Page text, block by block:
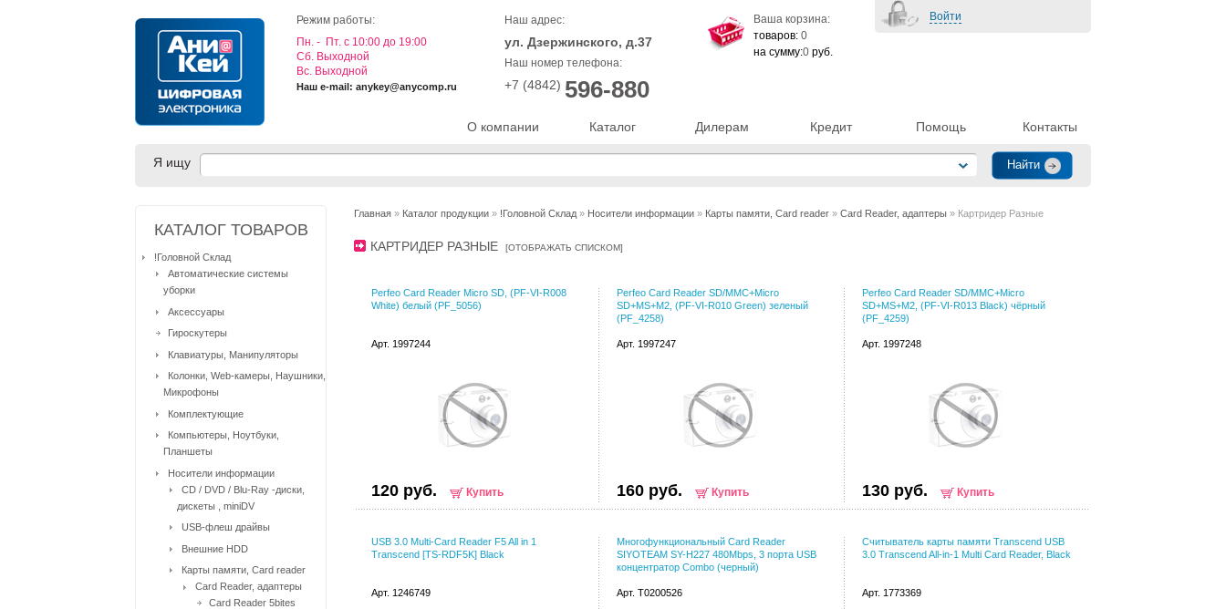
О компании Каталог Дилерам Кредит Помощь Контакты
Режим работы:
Пн. - Пт. с 10:00 до 19:00
Cб. Выходной
Вс. Выходной
Наш e-mail: anykey@anycomp.ru
Наш адрес:
ул. Дзержинского, д.37
Наш номер телефона:
+7 (4842) 596-880
Войти
Ваша корзина:
товаров: 0
на сумму:0 руб.
Я ищу
Главная » Каталог продукции » !Головной Склад » Носители информации » Карты памяти, Card reader » Card Reader, адаптеры » Картридер Разные
КАРТРИДЕР РАЗНЫЕ [ОТОБРАЖАТЬ СПИСКОМ]
Perfeo Card Reader Micro SD, (PF-VI-R008
White) белый (PF_5056)
Арт. 1997244
120 руб. Купить
Perfeo Card Reader SD/MMC+Micro
SD+MS+M2, (PF-VI-R010 Green) зеленый
(PF_4258)
Арт. 1997247
160 руб. Купить
Perfeo Card Reader SD/MMC+Micro
SD+MS+M2, (PF-VI-R013 Black) чёрный
(PF_4259)
Арт. 1997248
130 руб. Купить
USB 3.0 Multi-Card Reader F5 All in 1
Transcend [TS-RDF5K] Black
Арт. 1246749
Многофункциональный Card Reader
SIYOTEAM SY-H227 480Mbps, 3 порта USB
концентратор Combo (черный)
Арт. T0200526
Считыватель карты памяти Transcend USB
3.0 Transcend All-in-1 Multi Card Reader, Black
Арт. 1773369
КАТАЛОГ ТОВАРОВ
!Головной Склад
Автоматические системы
уборки
Аксессуары
Гироскутеры
Клавиатуры, Манипуляторы
Колонки, Web-камеры, Наушники,
Микрофоны
Комплектующие
Компьютеры, Ноутбуки,
Планшеты
Носители информации
CD / DVD / Blu-Ray -диски,
дискеты , miniDV
USB-флеш драйвы
Внешние HDD
Карты памяти, Card reader
Card Reader, адаптеры
Card Reader 5bites